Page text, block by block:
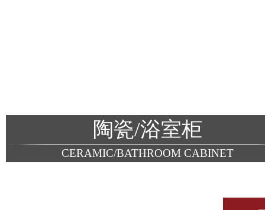
陶瓷/浴室柜
CERAMIC/BATHROOM CABINET